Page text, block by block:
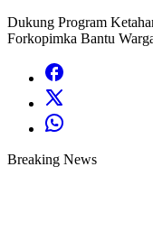
Dukung Program
Forkopimka Bantu
Breaking News